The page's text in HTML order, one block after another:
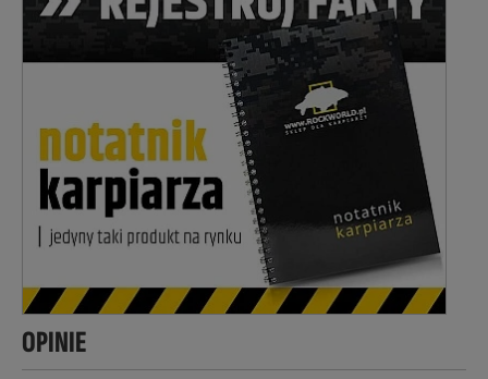
OPINIE